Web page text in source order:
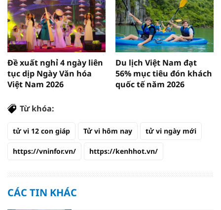
Đề xuất nghỉ 4 ngày liên
tục dịp Ngày Văn hóa
Việt Nam 2026
Du lịch Việt Nam đạt
56% mục tiêu đón khách
quốc tế năm 2026
Từ khóa:
tử vi 12 con giáp Tử vi hôm nay tử vi ngày mới
https://vninfor.vn/ https://kenhhot.vn/
CÁC TIN KHÁC